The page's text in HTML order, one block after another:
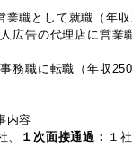
職として就職（年収
広告の代理店に営業
務職に転職（年収250
内容
、 １次面接通過： １社